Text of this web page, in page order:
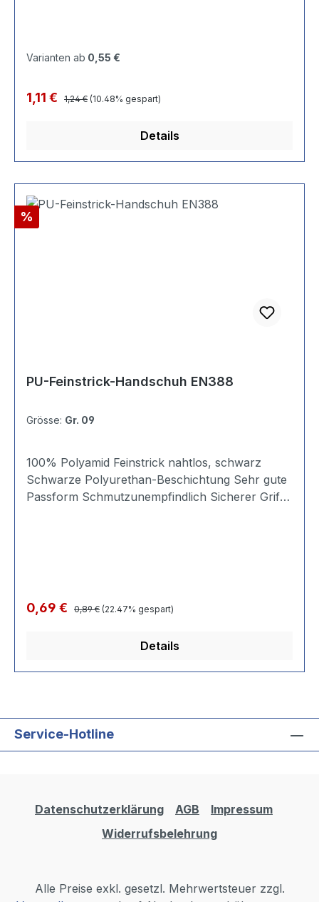
Varianten ab 0,55 €
Verkaufspreis:
1,11 € Regulärer Preis:
1,24 € (10.48% gespart)
Details
Rabatt
%
PU-Feinstrick-Handschuh EN388
Grösse: Gr. 09
100% Polyamid Feinstrick nahtlos, schwarz
Schwarze Polyurethan-Beschichtung Sehr gute
Passform Schmutzunempfindlich Sicherer Griff
Verkaufspreis:
0,69 € Regulärer Preis:
0,89 € (22.47% gespart)
Details
Service-Hotline
Datenschutzerklärung AGB
Impressum
Widerrufsbelehrung
Alle Preise exkl. gesetzl. Mehrwertsteuer zzgl.